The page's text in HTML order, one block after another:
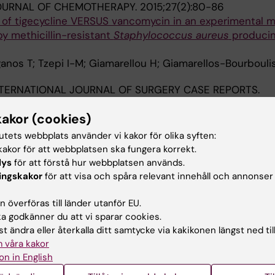
OF CHEMOTHERAPY. 2015;27(2):80-86
tigecycline VERSUS vancomycin in an experimental
methicillin-resistant Staphylococcus aureus
T; Tzepi I-M; Giamarellou H; Giamarellos-
JOURNAL OF SURGERY CASE REPORTS.
causing a subcutaneous abscess
I; Zavras N; Charalampopoulos A; Macheras A
2014;122(1):68-75
in experimental empyema by multidrug-resistant
Spyridaki A; Tsaganos T; Karagianni V; Menenakos E;
Giamarellos-Bourboulis EJ
AGENTS AND CHEMOTHERAPY.
Alone and in Combination with Gentamicin in the
(cookies)
webbplats använder vi kakor för olika syften:
för att webbplatsen ska fungera korrekt.
för att förstå hur webbplatsen används.
för att visa och spåra relevant innehåll och
överföras till länder utanför EU.
godkänner du att vi sparar cookies.
ändra eller återkalla ditt samtycke via kakikonen längst ned
våra kakor
in English